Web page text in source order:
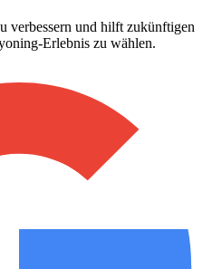
verbessern und hilft zukünftigen
Erlebnis zu wählen.